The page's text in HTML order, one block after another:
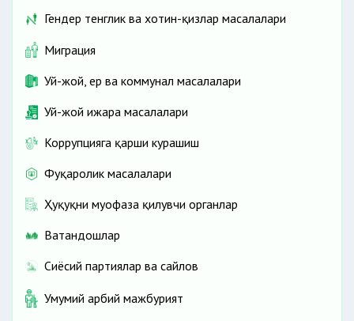
Гендер тенглик ва хотин-қизлар масалалари
Миграция
Уй-жой, ер ва коммунал масалалари
Уй-жой ижара масалалари
Коррупцияга қарши курашиш
Фуқаролик масалалари
Ҳуқуқни муҳофаза қилувчи органлар
Ватандошлар
Сиёсий партиялар ва сайлов
Умумий ҳарбий мажбурият